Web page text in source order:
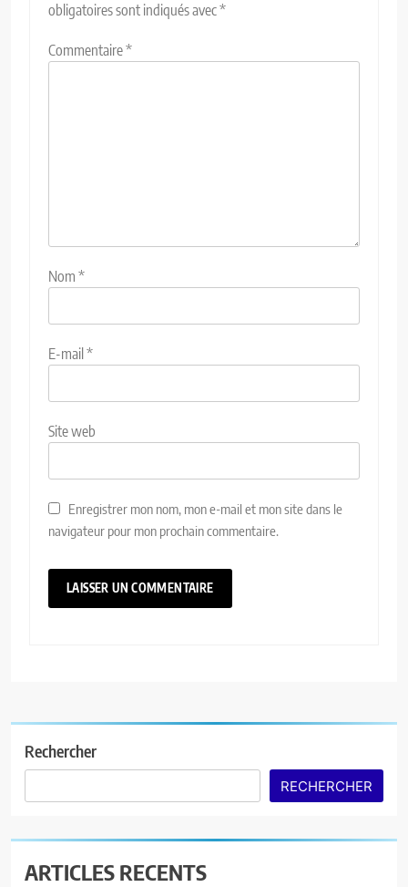
obligatoires sont indiqués avec*
Commentaire*
Nom *
E-mail *
Site web
Enregistrer mon nom, mon e-mail et mon site dans le
navigateur pour mon prochain commentaire.
Rechercher
RECHERCHER
ARTICLES RECENTS